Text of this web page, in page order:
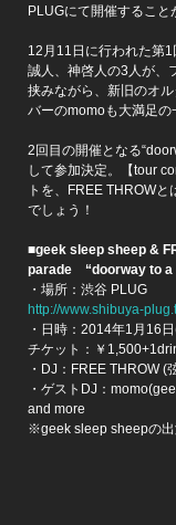
PLUGにて開催すること
12月11日に行われた第1
誠人、神啓人の3人が、
挟みながら、新旧のオ
バーのmomoも大満足の
2回目の開催となる
して参加決定。【tour
トを、FREE THROW
でしょう！
■geek sleep sheep &
parade “doorway to a
・場所：渋谷 PLUG
http://www.shibuya-
・日時：2014年1月16
チケット：￥
・DJ：FREE THROW (
・ゲストDJ：
and more
※geek sleep sheepの出